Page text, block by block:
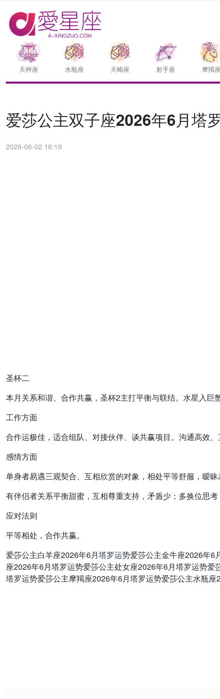
天枰座 水瓶座 天蝎座 射手座 摩羯
爱莎公主双子座2026年6月塔
2026-06-02 16:19
圣杯二
本月关系和谐、合作共赢，圣杯2主打平衡与联结。水星入
工作方面
合作运极佳，适合组队、对接伙伴、谈共赢项目。沟通高效
感情方面
单身者易遇三观契合、互相欣赏的对象，相处平等舒服，暧
有伴侣者关系平衡甜蜜，互相尊重支持，矛盾少；多换位思
应对法则
平等相处，合作共赢。
爱莎公主白羊座2026年6月塔罗运势爱莎公主金牛座2026年6
座2026年6月塔罗运势爱莎公主处女座2026年6月塔罗运势
塔罗运势爱莎公主摩羯座2026年6月塔罗运势爱莎公主水瓶